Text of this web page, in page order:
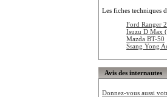
Les fiches techniques
Ford Ranger
Isuzu D Max
Mazda BT-50
Ssang Yong
Avis des internautes
Donnez-vous aussi